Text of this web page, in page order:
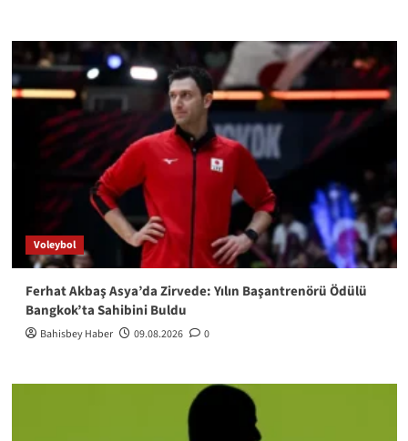
Voleybol
Ferhat Akbaş Asya’da Zirvede: Yılın Başantrenörü Ödülü
Bangkok’ta Sahibini Buldu
Bahisbey Haber 09.08.2026 0